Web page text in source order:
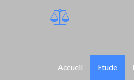
Accueil Etude